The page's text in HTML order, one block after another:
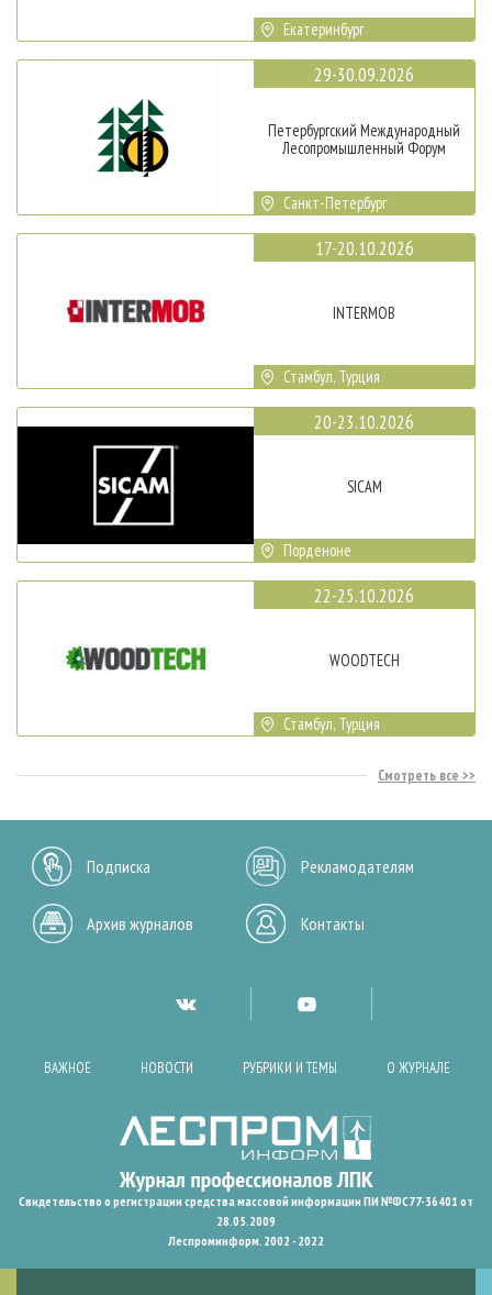
Екатеринбург
29-30.09.2026
Петербургский Международный
Лесопромышленный Форум
Санкт-Петербург
17-20.10.2026
INTERMOB
Стамбул, Турция
20-23.10.2026
SICAM
Порденоне
22-25.10.2026
WOODTECH
Стамбул, Турция
Смотреть все
Подписка Рекламодателям
Архив журналов Контакты
ВАЖНОЕ НОВОСТИ РУБРИКИ И ТЕМЫ О ЖУРНАЛЕ
Свидетельство о регистрации средства массовой информации ПИ №ФС77-36401 от
28.05.2009
Леспроминформ. 2002 - 2022